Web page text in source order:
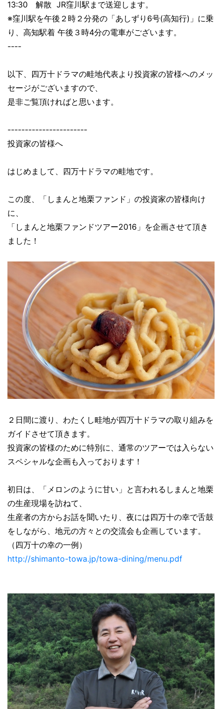
13:30 解散 JR窪川駅まで送迎します。
※窪川駅を午後２時２分発の「あしずり6号(高知行)」に乗
り、高知駅着 午後３時4分の電車がございます。
----
以下、四万十ドラマの畦地代表より投資家の皆様へのメッ
セージがございますので、
是非ご覧頂ければと思います。
-----------------------
投資家の皆様へ
はじめまして、四万十ドラマの畦地です。
この度、「しまんと地栗ファンド」の投資家の皆様向け
に、
「しまんと地栗ファンドツアー2016」を企画させて頂き
ました！
２日間に渡り、わたくし畦地が四万十ドラマの取り組みを
ガイドさせて頂きます。
投資家の皆様のために特別に、通常のツアーでは入らない
スペシャルな企画も入っております！
初日は、「メロンのように甘い」と言われるしまんと地栗
の生産現場を訪ねて、
生産者の方からお話を聞いたり、夜には四万十の幸で舌鼓
をしながら、地元の方々との交流会も企画しています。
（四万十の幸の一例）
http://shimanto-towa.jp/towa-dining/menu.pdf